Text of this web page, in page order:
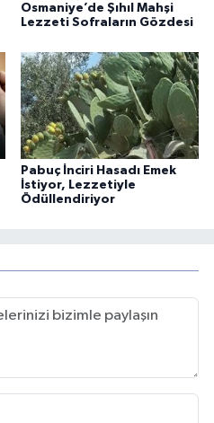
Osmaniye’de Şıhıl Mahşi
Lezzeti Sofraların Gözdesi
Pabuç İnciri Hasadı Emek
İstiyor, Lezzetiyle
Ödüllendiriyor